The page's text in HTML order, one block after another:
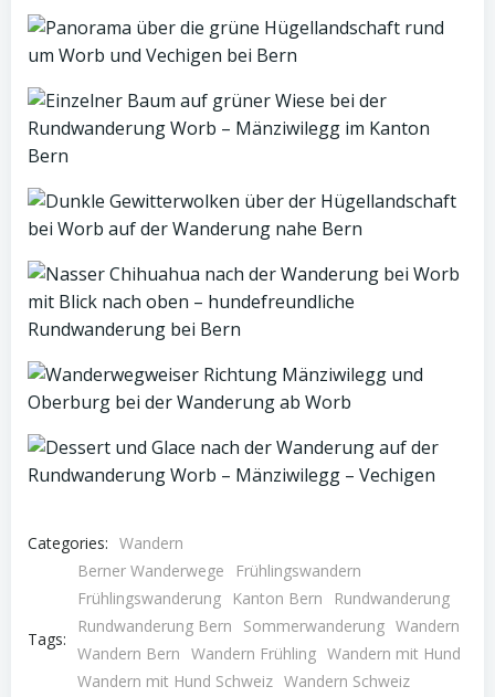
Categories: Wandern
Tags:
Berner Wanderwege
Frühlingswandern
Frühlingswanderung
Kanton Bern
Rundwanderung
Rundwanderung Bern
Sommerwanderung Wandern
Wandern Bern Wandern Frühling Wandern mit Hund
Wandern mit Hund Schweiz Wandern Schweiz